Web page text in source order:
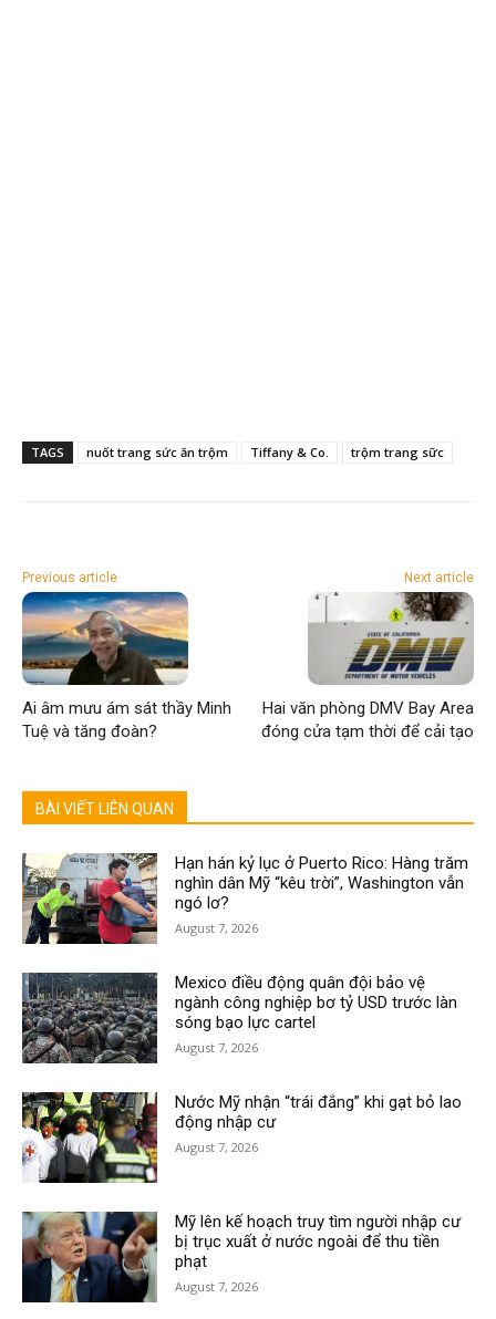
TAGS nuốt trang sức ăn trộm Tiffany & Co. trộm trang sữc
Previous article
Ai âm mưu ám sát thầy Minh
Tuệ và tăng đoàn?
Next article
Hai văn phòng DMV Bay Area
đóng cửa tạm thời để cải tạo
BÀI VIẾT LIÊN QUAN
Hạn hán kỷ lục ở Puerto Rico: Hàng trăm
nghìn dân Mỹ “kêu trời”, Washington vẫn
ngó lơ?
August 7, 2026
Mexico điều động quân đội bảo vệ
ngành công nghiệp bơ tỷ USD trước làn
sóng bạo lực cartel
August 7, 2026
Nước Mỹ nhận “trái đắng” khi gạt bỏ lao
động nhập cư
August 7, 2026
Mỹ lên kế hoạch truy tìm người nhập cư
bị trục xuất ở nước ngoài để thu tiền
phạt
August 7, 2026